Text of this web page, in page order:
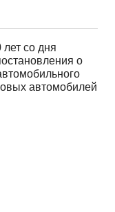
со дня
о
автомобилей